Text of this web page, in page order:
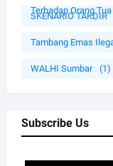
Terhadap Orang Tua
SKENARIO TAKDIR
Tambang Emas
WALHI Sumbar (1)
Subscribe Us